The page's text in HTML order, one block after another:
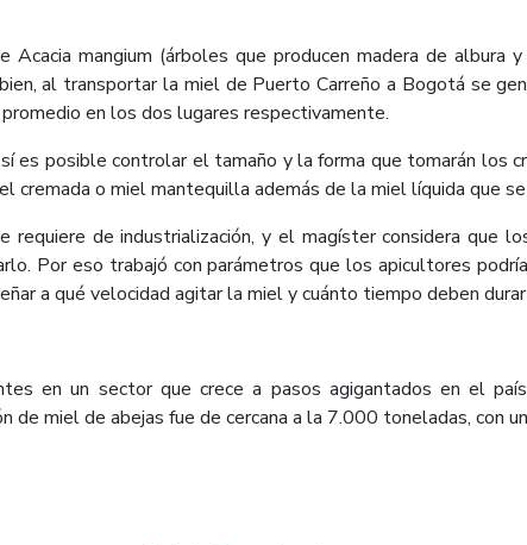
mangium (árboles que producen madera de albura
al transportar la miel de Puerto Carreño a Bogotá se
en los dos lugares respectivamente.
es posible controlar el tamaño y la forma que tomarán los
cremada o miel mantequilla además de la miel líquida que
requiere de industrialización, y el magíster considera que
Por eso trabajó con parámetros que los apicultores
a qué velocidad agitar la miel y cuánto tiempo deben
en un sector que crece a pasos agigantados en el
de miel de abejas fue de cercana a la 7.000 toneladas, con